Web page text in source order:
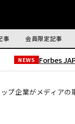
事 会員限定記事
NEWS Forbes
プ企業がメディアの